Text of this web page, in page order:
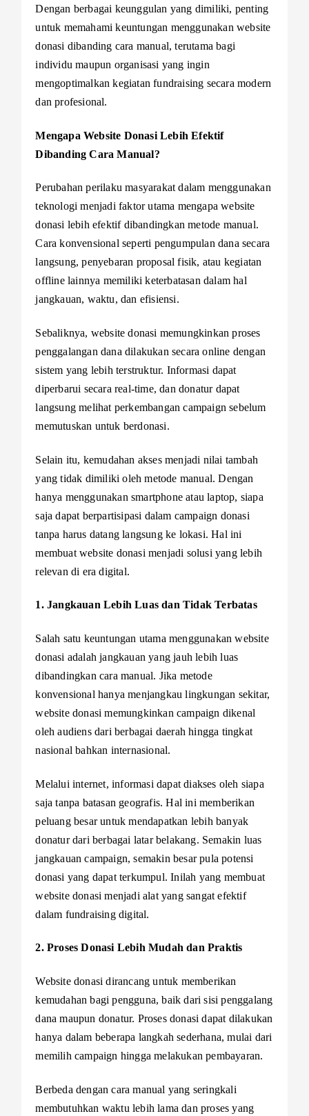
Dengan berbagai keunggulan yang dimiliki, penting
untuk memahami keuntungan menggunakan website
donasi dibanding cara manual, terutama bagi
individu maupun organisasi yang ingin
mengoptimalkan kegiatan fundraising secara modern
dan profesional.
Mengapa Website Donasi Lebih Efektif
Dibanding Cara Manual?
Perubahan perilaku masyarakat dalam menggunakan
teknologi menjadi faktor utama mengapa website
donasi lebih efektif dibandingkan metode manual.
Cara konvensional seperti pengumpulan dana secara
langsung, penyebaran proposal fisik, atau kegiatan
offline lainnya memiliki keterbatasan dalam hal
jangkauan, waktu, dan efisiensi.
Sebaliknya, website donasi memungkinkan proses
penggalangan dana dilakukan secara online dengan
sistem yang lebih terstruktur. Informasi dapat
diperbarui secara real-time, dan donatur dapat
langsung melihat perkembangan campaign sebelum
memutuskan untuk berdonasi.
Selain itu, kemudahan akses menjadi nilai tambah
yang tidak dimiliki oleh metode manual. Dengan
hanya menggunakan smartphone atau laptop, siapa
saja dapat berpartisipasi dalam campaign donasi
tanpa harus datang langsung ke lokasi. Hal ini
membuat website donasi menjadi solusi yang lebih
relevan di era digital.
1. Jangkauan Lebih Luas dan Tidak Terbatas
Salah satu keuntungan utama menggunakan website
donasi adalah jangkauan yang jauh lebih luas
dibandingkan cara manual. Jika metode
konvensional hanya menjangkau lingkungan sekitar,
website donasi memungkinkan campaign dikenal
oleh audiens dari berbagai daerah hingga tingkat
nasional bahkan internasional.
Melalui internet, informasi dapat diakses oleh siapa
saja tanpa batasan geografis. Hal ini memberikan
peluang besar untuk mendapatkan lebih banyak
donatur dari berbagai latar belakang. Semakin luas
jangkauan campaign, semakin besar pula potensi
donasi yang dapat terkumpul. Inilah yang membuat
website donasi menjadi alat yang sangat efektif
dalam fundraising digital.
2. Proses Donasi Lebih Mudah dan Praktis
Website donasi dirancang untuk memberikan
kemudahan bagi pengguna, baik dari sisi penggalang
dana maupun donatur. Proses donasi dapat dilakukan
hanya dalam beberapa langkah sederhana, mulai dari
memilih campaign hingga melakukan pembayaran.
Berbeda dengan cara manual yang seringkali
membutuhkan waktu lebih lama dan proses yang